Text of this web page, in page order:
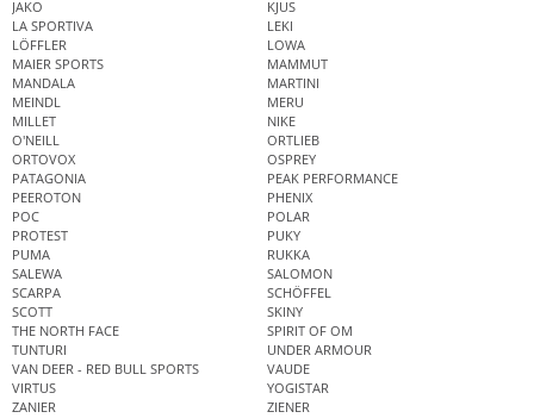
JAKO
KJUS
LA SPORTIVA
LEKI
LÖFFLER
LOWA
MAIER SPORTS
MAMMUT
MANDALA
MARTINI
MEINDL
MERU
MILLET
NIKE
O'NEILL
ORTLIEB
ORTOVOX
OSPREY
PATAGONIA
PEAK PERFORMANCE
PEEROTON
PHENIX
POC
POLAR
PROTEST
PUKY
PUMA
RUKKA
SALEWA
SALOMON
SCARPA
SCHÖFFEL
SCOTT
SKINY
THE NORTH FACE
SPIRIT OF OM
TUNTURI
UNDER ARMOUR
VAN DEER - RED BULL SPORTS
VAUDE
VIRTUS
YOGISTAR
ZANIER
ZIENER